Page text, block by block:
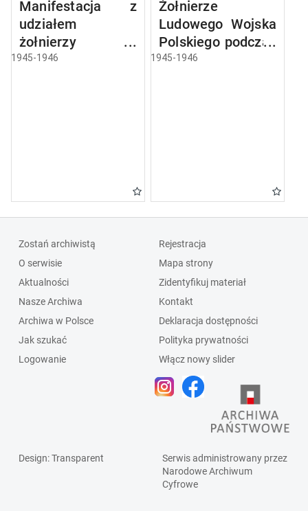
Manifestacja z
udziałem
żołnierzy w
Lublinie
1945-1946
Żołnierze
Ludowego Wojska
Polskiego podczas
przyjęcia
1945-1946
Zostań archiwistą
O serwisie
Aktualności
Nasze Archiwa
Archiwa w Polsce
Jak szukać
Logowanie
Rejestracja
Mapa strony
Zidentyfikuj materiał
Kontakt
Deklaracja dostępności
Polityka prywatności
Włącz nowy slider
Design: Transparent
Serwis administrowany przez
Narodowe Archiwum
Cyfrowe